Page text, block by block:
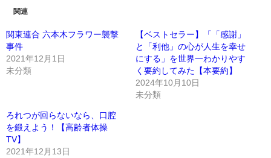
関連
関東連合 六本木フラワー襲撃
事件
2021年12月1日
未分類
【ベストセラー】「「感謝」
と「利他」の心が人生を幸せ
にする」を世界一わかりやす
く要約してみた【本要約】
2024年10月10日
未分類
ろれつが回らないなら、口腔
を鍛えよう！【高齢者体操
TV】
2021年12月13日